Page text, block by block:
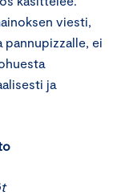
viesti,
ei
ja